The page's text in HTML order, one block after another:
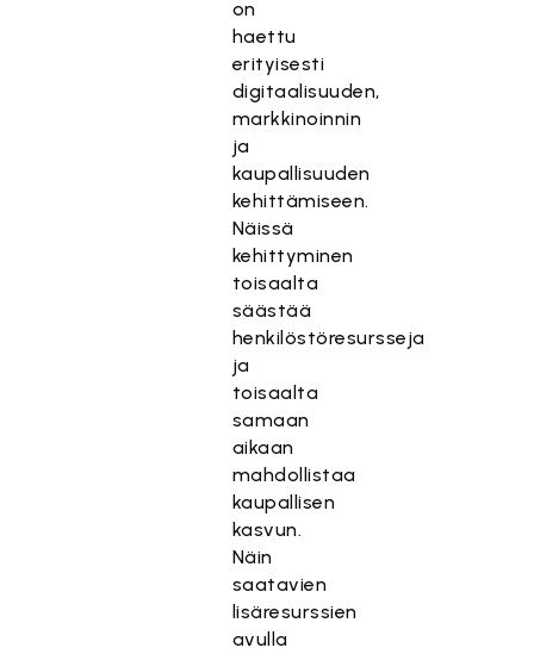
on
haettu
erityisesti
digitaalisuuden,
markkinoinnin
ja
kaupallisuuden
kehittämiseen.
Näissä
kehittyminen
toisaalta
säästää
henkilöstöresursseja
ja
toisaalta
samaan
aikaan
mahdollistaa
kaupallisen
kasvun.
Näin
saatavien
lisäresurssien
avulla